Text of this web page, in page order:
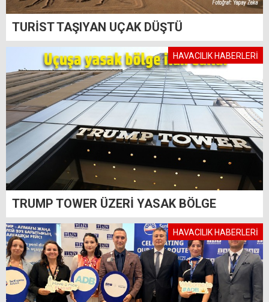
TURİST TAŞIYAN UÇAK DÜŞTÜ
HAVACILIK HABERLERİ
TRUMP TOWER ÜZERİ YASAK BÖLGE
HAVACILIK HABERLERİ